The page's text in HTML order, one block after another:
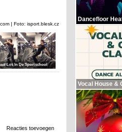
| Foto: isport.blesk.cz
Los In De Sportschool
Reacties toevoegen
Dancefloor
Vocal House &